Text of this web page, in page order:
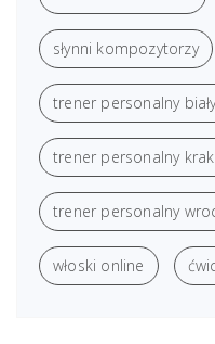
słynni kompozytorzy
trener personalny
trener personalny
trener personalny
włoski online